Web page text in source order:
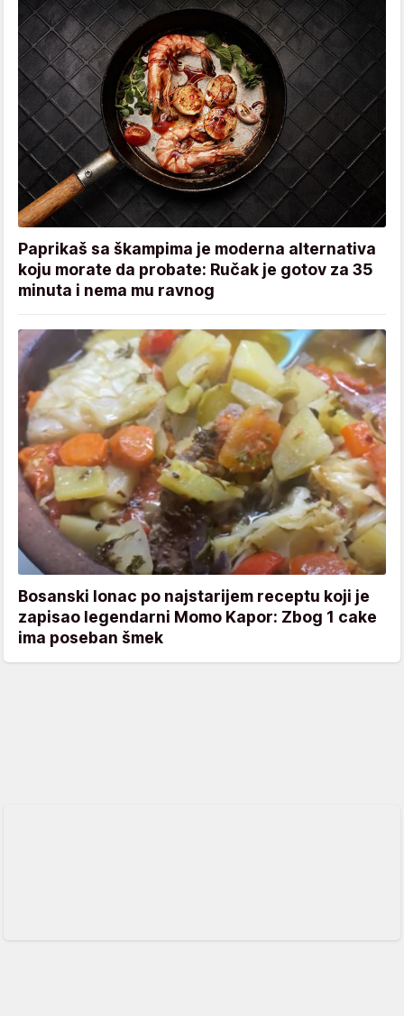
Paprikaš sa škampima je moderna alternativa
koju morate da probate: Ručak je gotov za 35
minuta i nema mu ravnog
Bosanski lonac po najstarijem receptu koji je
zapisao legendarni Momo Kapor: Zbog 1 cake
ima poseban šmek